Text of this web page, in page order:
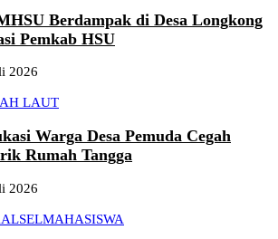
Berdampak di Desa Longkong
Pemkab HSU
2026
LAUT
Warga Desa Pemuda Cegah
Rumah Tangga
2026
MAHASISWA